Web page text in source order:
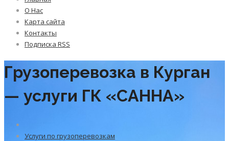
О Нас
Карта сайта
Контакты
Подписка RSS
Грузоперевозка в Курган
— услуги ГК «САННА»
Услуги по грузоперевозкам